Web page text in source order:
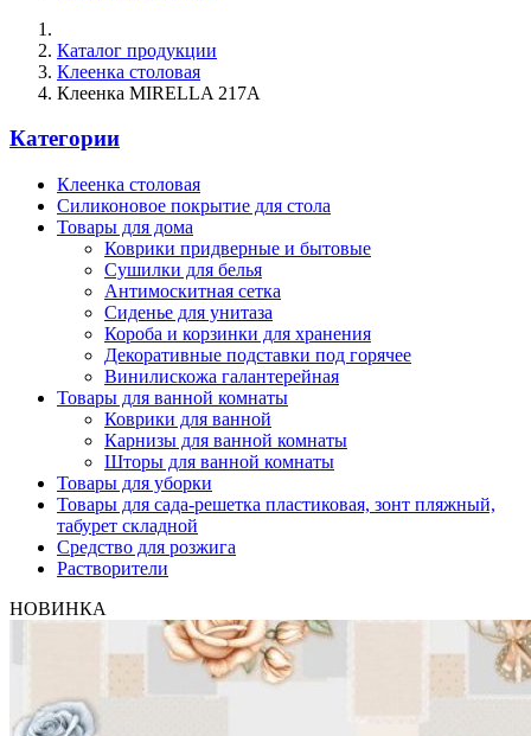
Каталог продукции
Клеенка столовая
Клеенка MIRELLA 217A
Категории
Клеенка столовая
Силиконовое покрытие для стола
Товары для дома
Коврики придверные и бытовые
Сушилки для белья
Антимоскитная сетка
Сиденье для унитаза
Короба и корзинки для хранения
Декоративные подставки под горячее
Винилискожа галантерейная
Товары для ванной комнаты
Коврики для ванной
Карнизы для ванной комнаты
Шторы для ванной комнаты
Товары для уборки
Товары для сада-решетка пластиковая, зонт пляжный,
табурет складной
Средство для розжига
Растворители
НОВИНКА